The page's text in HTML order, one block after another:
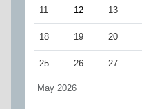
May 2026
11 12 13
18 19 20
25 26 27